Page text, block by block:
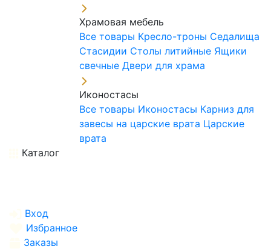
Храмовая мебель
Все товары Кресло-троны Седалища
Стасидии Столы литийные Ящики
свечные Двери для храма
Иконостасы
Все товары Иконостасы Карниз для
завесы на царские врата Царские
врата
Каталог
Вход
Избранное
Заказы